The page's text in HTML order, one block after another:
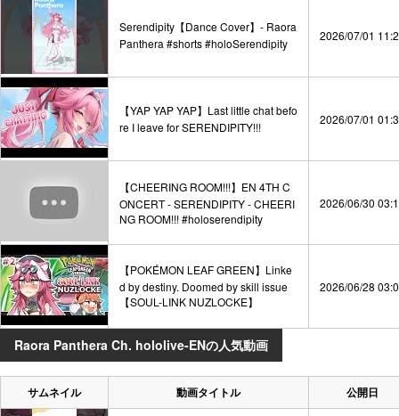
Serendipity【Dance Cover】- Raora
Panthera #shorts #holoSerendipity
2026/07/01
【YAP YAP YAP】Last little chat befo
re I leave for SERENDIPITY!!!
2026/07/01
【CHEERING ROOM!!!】EN 4TH C
ONCERT - SERENDIPITY - CHEERI
NG ROOM!!! #holoserendipity
2026/06/30
【POKÉMON LEAF GREEN】Linke
d by destiny. Doomed by skill issue
【SOUL-LINK NUZLOCKE】
2026/06/28
Raora Panthera Ch. hololive-ENの人気動画
サムネイル 動画タイトル 公開日